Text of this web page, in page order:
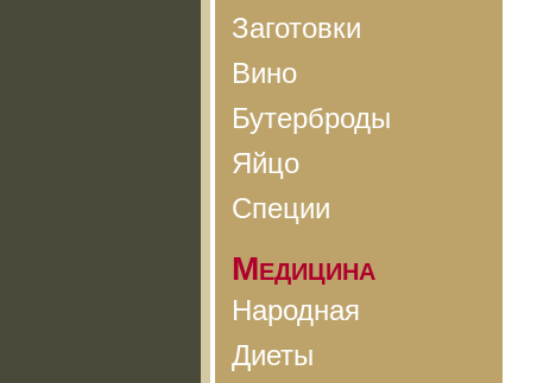
Заготовки
Вино
Бутерброды
Яйцо
Специи
Медицина
Народная
Диеты